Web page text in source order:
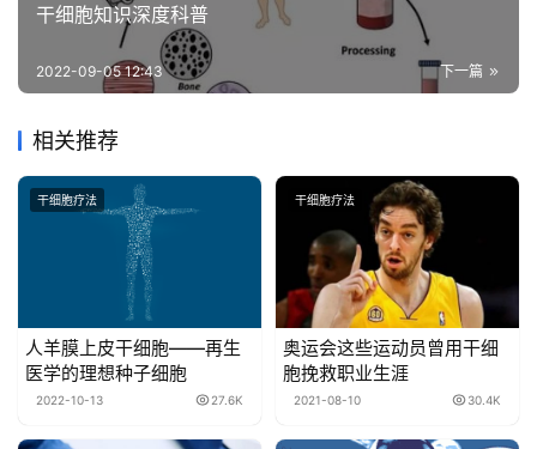
干细胞知识深度科普
下一篇
2022-09-05 12:43
相关推荐
干细胞疗法
人羊膜上皮干细胞——再生
医学的理想种子细胞
2022-10-13 27.6K
干细胞疗法
奥运会这些运动员曾用干细
胞挽救职业生涯
2021-08-10 30.4K